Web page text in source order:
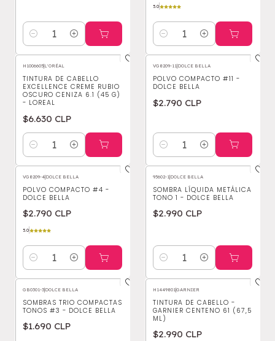
Cantidad
5.0
Cantidad
H1006605|L'ORÉAL
TINTURA DE CABELLO
EXCELLENCE CREME RUBIO
OSCURO CENIZA 6.1 (45 G)
- LOREAL
$6.630 CLP
Cantidad
VG8209-11|DOLCE BELLA
POLVO COMPACTO #11 -
DOLCE BELLA
$2.790 CLP
Cantidad
VG8209-4|DOLCE BELLA
POLVO COMPACTO #4 -
DOLCE BELLA
$2.790 CLP
5.0
Cantidad
95602-1|DOLCE BELLA
SOMBRA LÍQUIDA METÁLICA
TONO 1 - DOLCE BELLA
$2.990 CLP
Cantidad
GB0301-3|DOLCE BELLA
SOMBRAS TRIO COMPACTAS
TONOS #3 - DOLCE BELLA
$1.690 CLP
H1449801|GARNIER
TINTURA DE CABELLO -
GARNIER CENTENO 61 (67,5
ML)
$2.990 CLP